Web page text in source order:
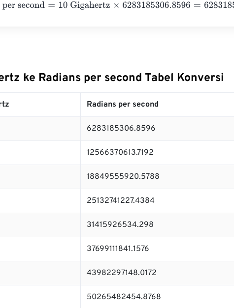
second=10 Gigahertz×6283185306.8596=62831853068.596
ke Radians per second Tabel Konversi
Radians per second
6283185306.8596
12566370613.7192
18849555920.5788
25132741227.4384
31415926534.298
37699111841.1576
43982297148.0172
50265482454.8768